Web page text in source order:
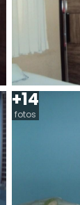
+14
fotos